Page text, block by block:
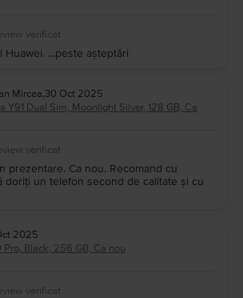
verificat
Huawei. ...peste așteptări
Mircea,30 Oct 2025
Y91 Dual Sim, Moonlight Silver, 128 GB, Ca
verificat
prezentare. Ca nou. Recomand cu
doriți un telefon second de calitate și cu
2025
Black, 256 GB, Ca nou
verificat